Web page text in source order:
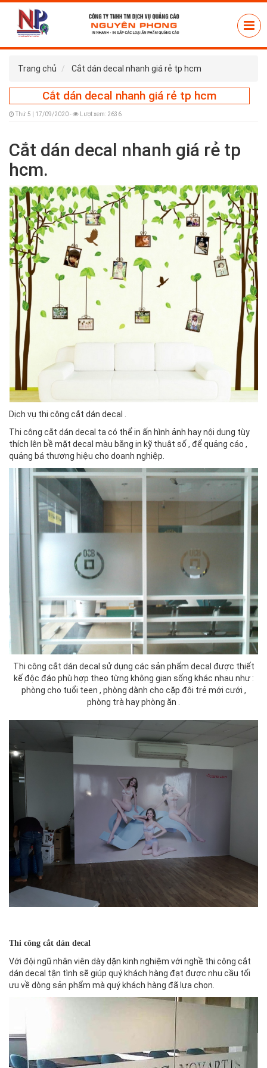
Trang chủ Cắt dán decal nhanh giá rẻ tp hcm
Cắt dán decal nhanh giá rẻ tp hcm
Thứ 5 | 17/09/2020 - Lượt xem: 2636
Cắt dán decal nhanh giá rẻ tp
hcm.
Dịch vụ thi công cắt dán decal .
Thi công cắt dán decal ta có thể in ấn hình ảnh hay nội dung tùy
thích lên bề mặt decal màu bằng in kỹ thuật số , để quảng cáo ,
quảng bá thương hiệu cho doanh nghiệp.
Thi công cắt dán decal sử dụng các sản phẩm decal được thiết
kế độc đáo phù hợp theo từng không gian sống khác nhau như :
phòng cho tuổi teen , phòng dành cho cặp đôi trẻ mới cưới ,
phòng trà hay phòng ăn .
Thi công cắt dán decal
Với đội ngũ nhân viên dày dặn kinh nghiệm với nghề thi công cắt
dán decal tận tình sẽ giúp quý khách hàng đạt được nhu cầu tối
ưu về dòng sản phẩm mà quý khách hàng đã lựa chọn.